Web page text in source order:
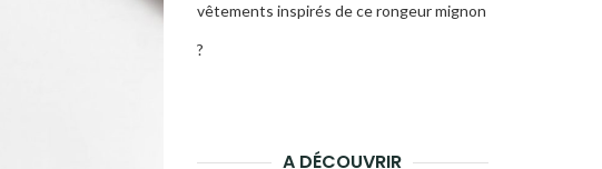
vêtements inspirés de ce rongeur mignon
?
A DÉCOUVRIR